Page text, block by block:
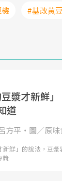
#基改黃豆
漿才新鮮
道
方平‧圖／原味
鮮」的說法，豆
漿